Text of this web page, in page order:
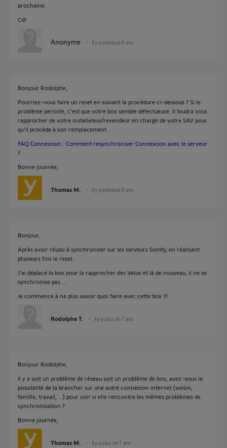
prochaine.
Cdt
Anonyme il y a presque 8 ans
Bonjour Rodolphe,
Pourriez-vous faire un reset en suivant la procédure ci-dessous ? Si le
problème persiste, c'est que votre box semble défectueuse. Il faudra vous
rapprocher de votre installateur/revendeur en charge de votre SAV pour
qu'il procède à son remplacement.
FAQ Connexoon : Comment resynchroniser Connexoon avec le serveur
?
Bonne journée,
Thomas M. il y a presque 8 ans
Bonjour,
Après avoir réussi à synchroniser sur les serveurs Somfy, en réalisant
plusieurs fois le reset.
J'ai déplacé la box pour la rapprocher des Velux et là de nouveau, il ne se
synchronise pas....
Je commence à ne plus savoir quoi faire avec cette box !!!
Rodolphe T. il y a plus de 7 ans
Bonjour Rodolphe,
Il y a soit un problème de réseau soit un problème de box, avez-vous la
possibilité de la brancher sur une autre connexion internet (voisin,
famille, travail, ...) pour voir si elle rencontre les mêmes problèmes de
synchronisation ?
Bonne journée,
Thomas M. il y a plus de 7 ans